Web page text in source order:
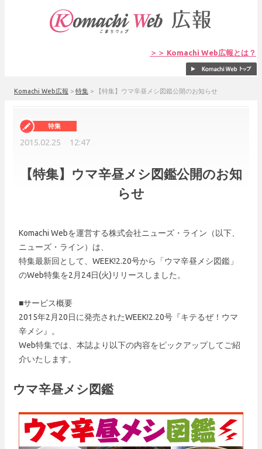
＞＞ Komachi Web広報とは？
Komachi Web広報 > 特集 > 【特集】ウマ辛昼メシ図鑑公開のお知らせ
2015.02.25 12:47
【特集】ウマ辛昼メシ図鑑公開のお知
らせ
Komachi Webを運営する株式会社ニューズ・ライン（以下、
ニューズ・ライン）は、
特集最新回として、WEEK!2.20号から「ウマ辛昼メシ図鑑」
のWeb特集を2月24日(火)リリースしました。
■サービス概要
2015年2月20日に発売されたWEEK!2.20号『キテるぜ！ウマ
辛メシ』。
Web特集では、本誌より以下の内容をピックアップしてご紹
介いたします。
ウマ辛昼メシ図鑑